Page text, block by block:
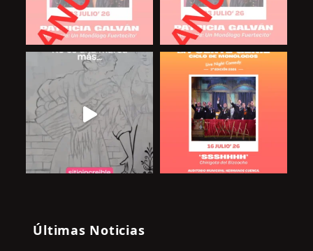
Últimas Noticias